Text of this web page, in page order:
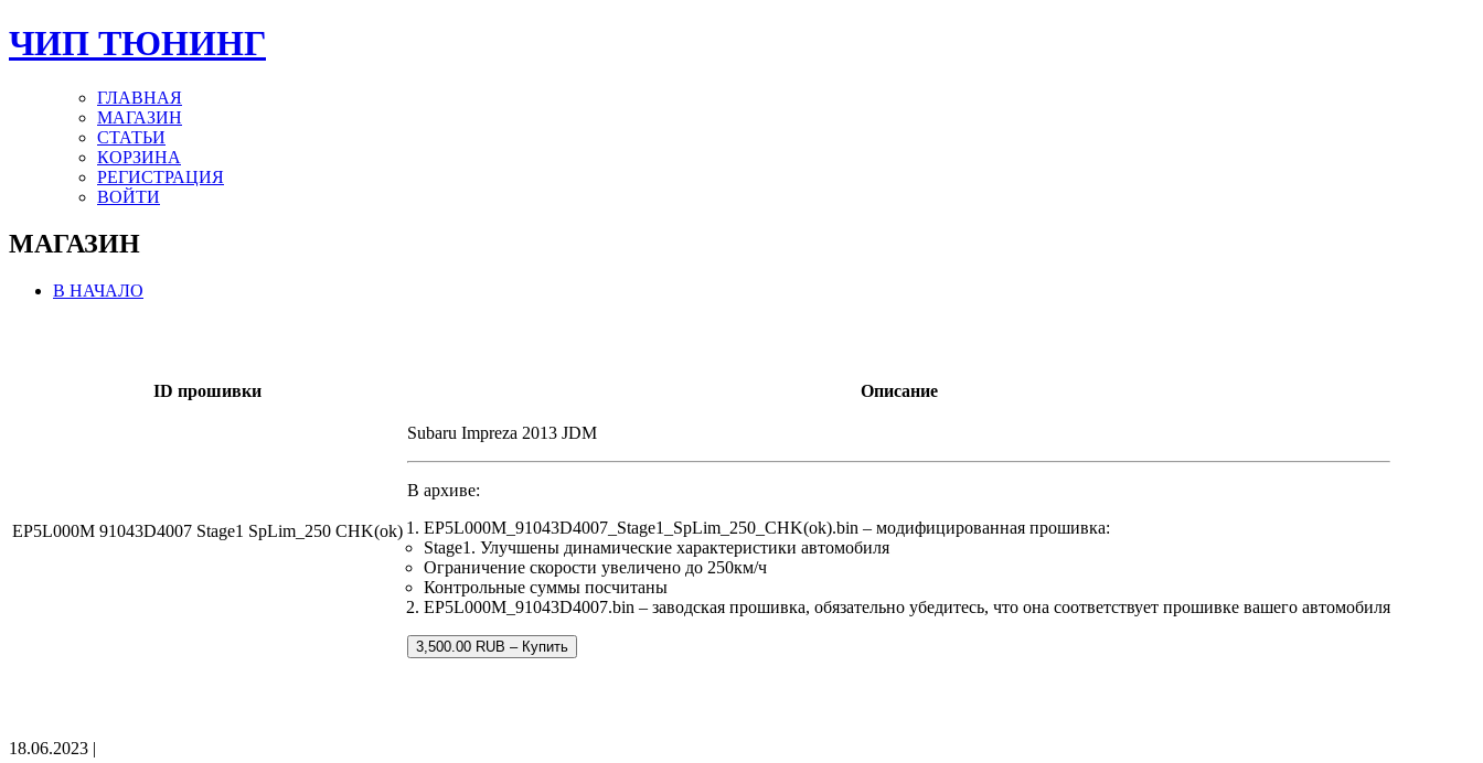
ЧИП ТЮНИНГ
ГЛАВНАЯ
МАГАЗИН
СТАТЬИ
КОРЗИНА
РЕГИСТРАЦИЯ
ВОЙТИ
МАГАЗИН
В НАЧАЛО
ID прошивки Описание
EP5L000M 91043D4007 Stage1 SpLim_250 CHK(ok)
Subaru Impreza 2013 JDM
В архиве:
EP5L000M_91043D4007_Stage1_SpLim_250_CHK(ok).bin – модифицированная прошивка:
Stage1. Улучшены динамические характеристики автомобиля
Ограничение скорости увеличено до 250км/ч
Контрольные суммы посчитаны
EP5L000M_91043D4007.bin – заводская прошивка, обязательно убедитесь, что она соответствует прошивке вашего автомобиля
3,500.00 RUB – Купить
18.06.2023 |